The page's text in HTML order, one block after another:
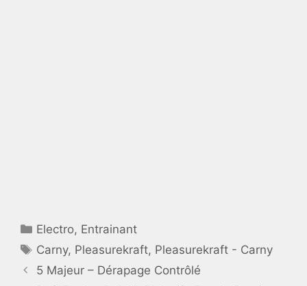
Catégories
Electro, Entrainant
Étiquettes
Carny, Pleasurekraft, Pleasurekraft - Carny
5 Majeur – Dérapage Contrôlé